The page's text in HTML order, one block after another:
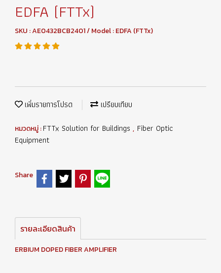
EDFA (FTTx)
SKU : AE0432BCB2401 / Model : EDFA (FTTx)
เพิ่มรายการโปรด เปรียบเทียบ
หมวดหมู่ :FTTx Solution for Buildings , Fiber Optic
Equipment
Share
รายละเอียดสินค้า
ERBIUM DOPED FIBER AMPLIFIER